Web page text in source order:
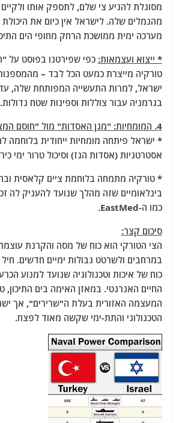
מסוגלת להניע צי שלם, לתספק אותו ולקיים
מהנמלים שלה. לישראל אין כיום את היכולת
מערכה ימית ממושכת הרחק מחופי הים
* ייצוא ועצמאות: כפי שפירטנו בפוסט על
טורקיה מייצרת כמעט הכל לבד – מהמספנות
ישראל, למרות התעשייה המפותחת שלה,
בגרמניה עבור צוללות וספינות שטח גדולות.
4. המומחיות: "מגן האסדות" מול "חוסם המצרים"
* ישראל פיתחה מומחיות ייחודית בלוחמה
אסטרטגיות (אסדות הגז) וסיכול טרור ימי
* טורקיה מתמחה בלוחמת ציים קלאסית
בינלאומיים שזה מהלך שנועד להעניק לה
כמו ה-EastMed.
סיכום קצר:
הצי הטורקי הוא כוח של מסה והקרנת
במרחבים ולשרטט גבולות ימיים חדשים.
כוח של איכות וטכנולוגיה שנועד למנוע
החיים האנרגטי. במאזן האימה בים התיכון,
המעצמה האזורית בעלת ה"שרירים", אך
הטכנולוגי והתת-ימי שקשה מאוד לפצח.